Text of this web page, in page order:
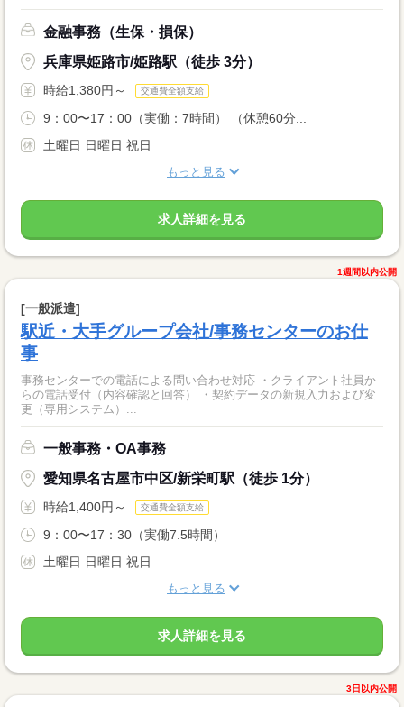
金融事務（生保・損保）
兵庫県姫路市/姫路駅（徒歩 3分）
時給1,380円～ 交通費全額支給
9：00〜17：00（実働：7時間） （休憩60分...
土曜日 日曜日 祝日
もっと見る
求人詳細を見る
1週間以内公開
[一般派遣]
駅近・大手グループ会社/事務センターのお仕
事
事務センターでの電話による問い合わせ対応 ・クライアント社員か
らの電話受付（内容確認と回答） ・契約データの新規入力および変
更（専用システム）...
一般事務・OA事務
愛知県名古屋市中区/新栄町駅（徒歩 1分）
時給1,400円～ 交通費全額支給
9：00〜17：30（実働7.5時間）
土曜日 日曜日 祝日
もっと見る
求人詳細を見る
3日以内公開